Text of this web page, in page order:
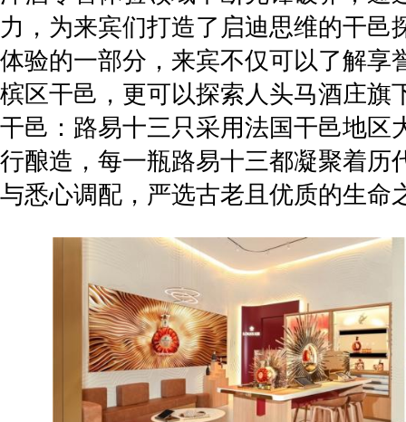
力，为来宾们打造了启迪思维的干邑
体验的一部分，来宾不仅可以了解享
槟区干邑，更可以探索人头马酒庄旗
干邑：路易十三只采用法国干邑地区
行酿造，每一瓶路易十三都凝聚着历
与悉心调配，严选古老且优质的生命